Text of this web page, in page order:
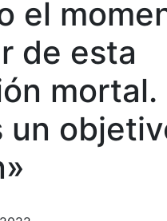
el
de esta
mortal.
un